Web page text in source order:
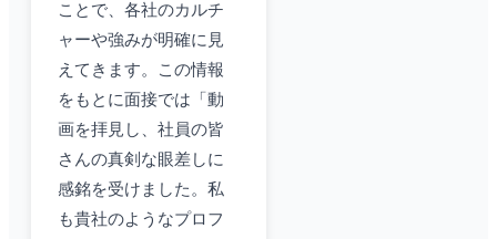
ことで、各社のカルチ
ャーや強みが明確に見
えてきます。この情報
をもとに面接では「動
画を拝見し、社員の皆
さんの真剣な眼差しに
感銘を受けました。私
も貴社のようなプロフ